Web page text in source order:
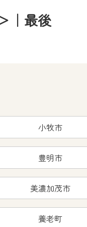
｜最後
小牧市
豊明市
美濃加茂市
養老町
ません。